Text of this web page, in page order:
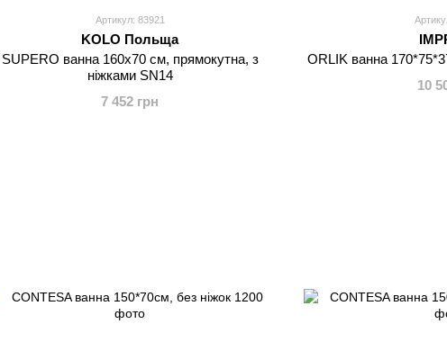
Артикул: 83921
KOLO Польща
SUPERO ванна 160х70 см, прямокутна, з
ніжками SN14
7 452 грн
ORLIK ванна
10